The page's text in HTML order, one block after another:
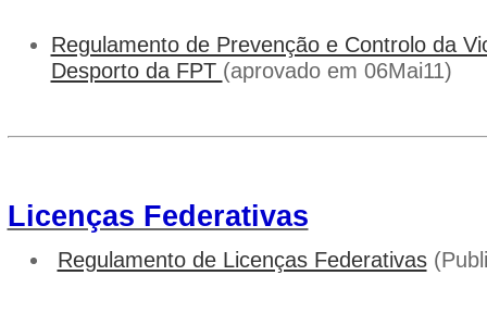
Regulamento de Prevenção e Controlo da
Desporto da FPT (aprovado em 06Mai11)
Licenças Federativas
Regulamento de Licenças Federativas